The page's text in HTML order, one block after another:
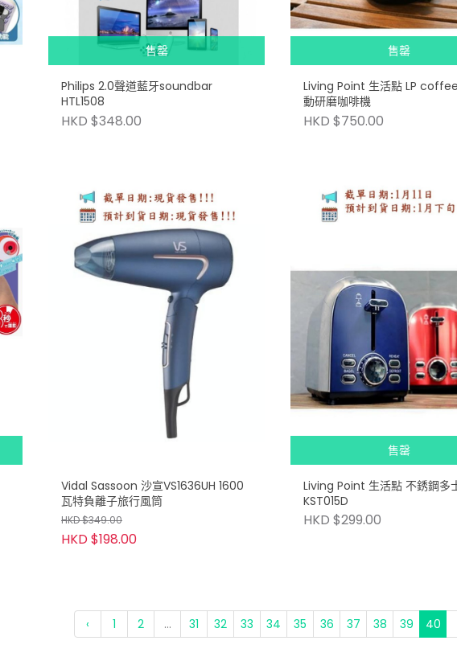
售罄
Philips 2.0聲道藍牙soundbar
HTL1508
HKD $348.00
售罄
Living Point 生活點 LP coffee 全自
動研磨咖啡機
HKD $750.00
Vidal Sassoon 沙宣VS1636UH 1600
瓦特負離子旅行風筒
HKD $349.00
HKD $198.00
售罄
Living Point 生活點 不銹鋼多士爐 |
KST015D
HKD $299.00
‹ 1 2 ... 31 32 33 34 35 36 37 38 39 40